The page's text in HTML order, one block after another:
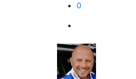
0